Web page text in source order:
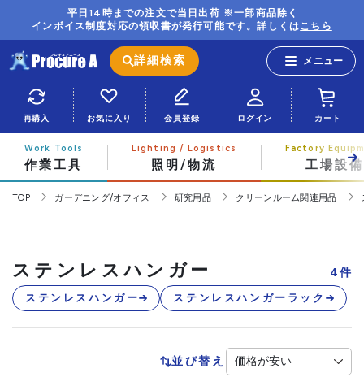
平日14時までの注文で当日出荷 ※一部商品除く
インボイス制度対応の領収書が発行可能です。詳しくはこちら
詳細検索
再購入 お気に入り 会員登録 ログイン カート
作業工具 照明/物流 工場設備
TOP ガーデニング/オフィス 研究用品 クリーンルーム関連用品
ステンレスハンガー 4件
ステンレスハンガー ステンレスハンガーラック
並び替え